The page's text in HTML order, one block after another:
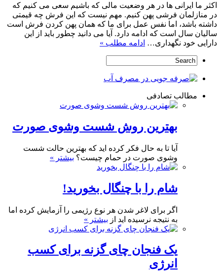
اکثر ما ایرانی ها در هر وضعیت مالی که باشیم سعی می کنیم که
در منازلمان فرشی پهن کنیم. مهم نیست که این فرش چه قیمتی
داشته باشد، اما نفس عمل برای ما که همان پهن کردن فرش است
سالیان سال است که ادامه دارد. آیا می دانید چطور باید از این
دارایی خود نگهداری… ادامه مطلب »
مطالب تصادفی
بهترین روش شست وشوی صورت
آیا تا به حال فکر کرده اید که بهترین حالت شست
وشوی صورت در حمام چیست؟ بیشتر »
شام را با چنگال بخورید!
اگر برای لاغر شدن هر نوع رژیمی را آزمایش کرده اما
به نتیجه نرسیده اید از بیشتر »
یک فنجان چای گزنه برای کسب
انرژی